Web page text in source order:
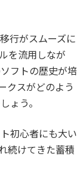
行がスムーズに
を流用しなが
フトの歴史が培
クスがどのよう
ょう。
初心者にも大い
続けてきた蓄積